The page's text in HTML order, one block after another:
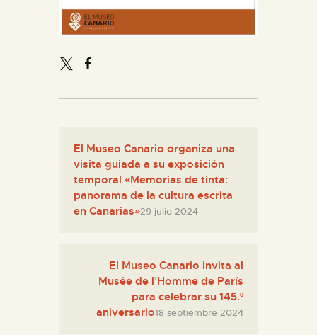
ESPAÑOL
El Museo Canario organiza una
visita guiada a su exposición
temporal «Memorias de tinta:
panorama de la cultura escrita
en Canarias»29 julio 2024
El Museo Canario invita al
Musée de l’Homme de París
para celebrar su 145.º
aniversario18 septiembre 2024